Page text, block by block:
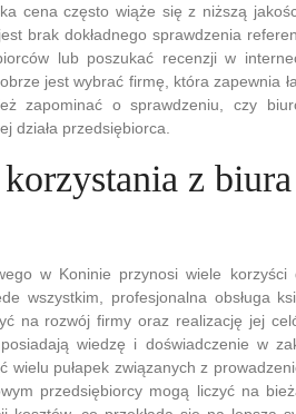
cena często wiąże się z niższą
brak dokładnego sprawdzenia
lub poszukać recenzji w
jest wybrać firmę, która zapewnia
zapominać o sprawdzeniu, czy
działa przedsiębiorca.
z
w Koninie przynosi wiele korzyści
wszystkim, profesjonalna obsługa
na rozwój firmy oraz realizację jej
wiedzę i doświadczenie w
wielu pułapek związanych z
przedsiębiorcy mogą liczyć na